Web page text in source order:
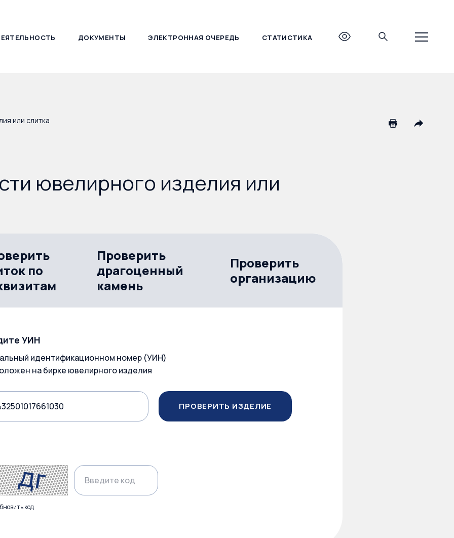
ДОКУМЕНТЫ ЭЛЕКТРОННАЯ ОЧЕРЕДЬ СТАТИСТИКА
+7 (495) 690-27-27
или слитка
ювелирного изделия или
по
Проверить
драгоценный
камень
Проверить
организацию
УИН
идентификационном номер (УИН)
на бирке ювелирного изделия
ПРОВЕРИТЬ ИЗДЕЛИЕ
код